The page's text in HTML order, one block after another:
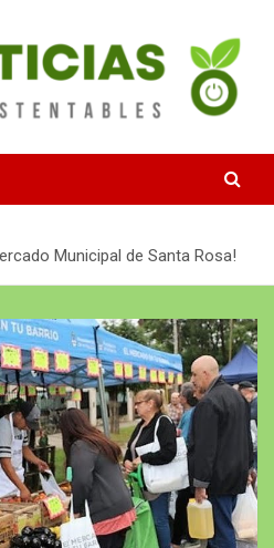
Municipal de Santa Rosa!